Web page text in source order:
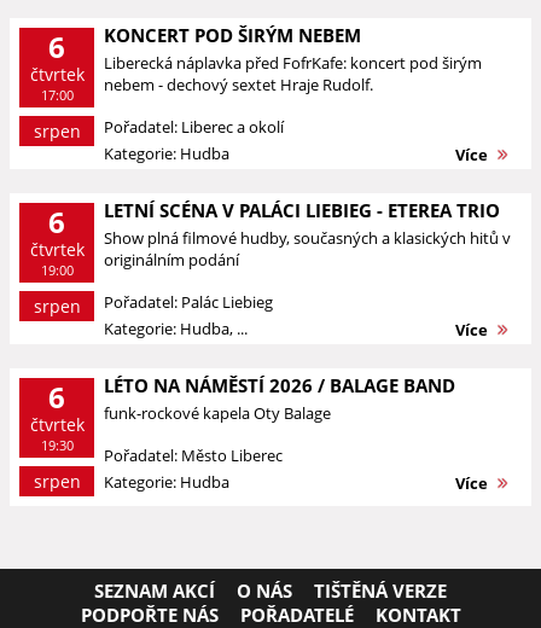
6
čtvrtek
17:00
srpen
KONCERT POD ŠIRÝM NEBEM
Liberecká náplavka před FofrKafe: koncert pod širým
nebem - dechový sextet Hraje Rudolf.
Pořadatel: Liberec a okolí
Kategorie: Hudba
Více
6
čtvrtek
19:00
srpen
LETNÍ SCÉNA V PALÁCI LIEBIEG - ETEREA TRIO
Show plná filmové hudby, současných a klasických hitů v
originálním podání
Pořadatel: Palác Liebieg
Kategorie: Hudba, ...
Více
6
čtvrtek
19:30
srpen
LÉTO NA NÁMĚSTÍ 2026 / BALAGE BAND
funk-rockové kapela Oty Balage
Pořadatel: Město Liberec
Kategorie: Hudba
Více
SEZNAM AKCÍ O NÁS
TIŠTĚNÁ VERZE
PODPOŘTE NÁS
POŘADATELÉ KONTAKT